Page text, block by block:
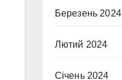
Березень 2024
Лютий 2024
Січень 2024